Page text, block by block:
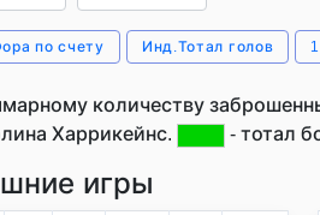
по счету Инд.Тотал голов
количеству
Харрикейнс.
- тотал
игры